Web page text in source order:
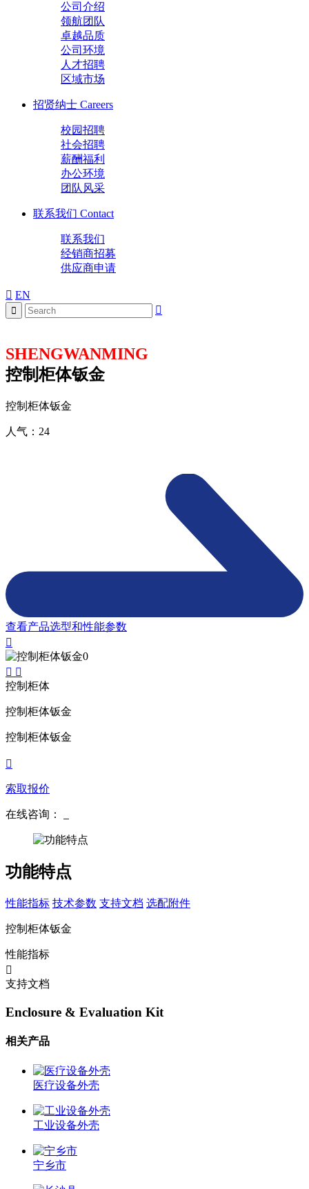
公司介绍
领航团队
卓越品质
公司环境
人才招聘
区域市场
招贤纳士 Careers
校园招聘
社会招聘
薪酬福利
办公环境
团队风采
联系我们 Contact
联系我们
经销商招募
供应商申请
EN
SHENGWANMING
控制柜体钣金
控制柜体钣金
人气： 24
查看产品选型和性能参数
控制柜体
控制柜体钣金
控制柜体钣金
索取报价
在线咨询：
功能特点
性能指标 技术参数 支持文档 选配附件
控制柜体钣金
性能指标
支持文档
Enclosure & Evaluation Kit
相关产品
医疗设备外壳
工业设备外壳
宁乡市